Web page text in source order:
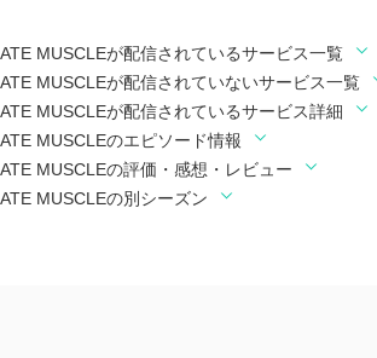
MUSCLEが配信されているサービス一覧
MUSCLEが配信されていないサービス一覧
MUSCLEが配信されているサービス詳細
MUSCLEのエピソード情報
MUSCLEの評価・感想・レビュー
MUSCLEの別シーズン